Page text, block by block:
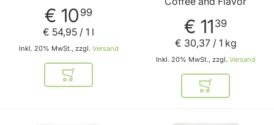
€ 10 99
Inkl. 20% MwSt., zzgl. Versand
€ 54,95 / 1 l
In den Warenkorb
€ 11 39
Inkl. 20% MwSt., zzgl. Versand
€ 30,37/ 1 kg
In den